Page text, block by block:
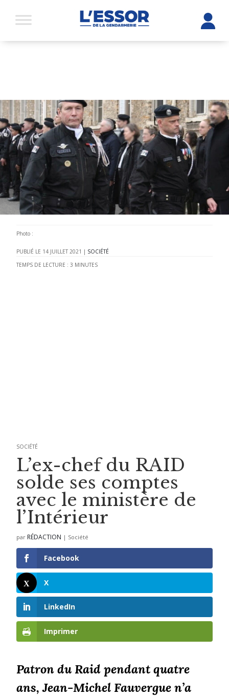
Photo :
14 JUILLET 2021 | SOCIÉTÉ
TEMPS DE LECTURE : 3 MINUTES
SOCIÉTÉ
L’ex-chef du RAID
solde ses comptes
avec le ministère de
l’Intérieur
par RÉDACTION | Société
Facebook
X
LinkedIn
Imprimer
Patron du Raid pendant quatre
ans, Jean-Michel Fauvergue n’a